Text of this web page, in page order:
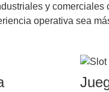
y
operativa sea